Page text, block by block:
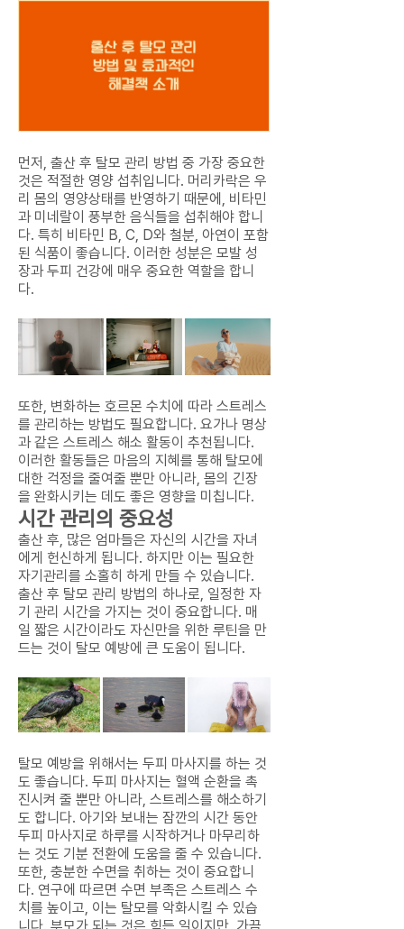
먼저, 출산 후 탈모 관리 방법 중 가장 중요한
것은 적절한 영양 섭취입니다. 머리카락은 우
리 몸의 영양상태를 반영하기 때문에, 비타민
과 미네랄이 풍부한 음식들을 섭취해야 합니
다. 특히 비타민 B, C, D와 철분, 아연이 포함
된 식품이 좋습니다. 이러한 성분은 모발 성
장과 두피 건강에 매우 중요한 역할을 합니
다.
또한, 변화하는 호르몬 수치에 따라 스트레스
를 관리하는 방법도 필요합니다. 요가나 명상
과 같은 스트레스 해소 활동이 추천됩니다.
이러한 활동들은 마음의 지혜를 통해 탈모에
대한 걱정을 줄여줄 뿐만 아니라, 몸의 긴장
을 완화시키는 데도 좋은 영향을 미칩니다.
시간 관리의 중요성
출산 후, 많은 엄마들은 자신의 시간을 자녀
에게 헌신하게 됩니다. 하지만 이는 필요한
자기관리를 소홀히 하게 만들 수 있습니다.
출산 후 탈모 관리 방법의 하나로, 일정한 자
기 관리 시간을 가지는 것이 중요합니다. 매
일 짧은 시간이라도 자신만을 위한 루틴을 만
드는 것이 탈모 예방에 큰 도움이 됩니다.
탈모 예방을 위해서는 두피 마사지를 하는 것
도 좋습니다. 두피 마사지는 혈액 순환을 촉
진시켜 줄 뿐만 아니라, 스트레스를 해소하기
도 합니다. 아기와 보내는 잠깐의 시간 동안
두피 마사지로 하루를 시작하거나 마무리하
는 것도 기분 전환에 도움을 줄 수 있습니다.
또한, 충분한 수면을 취하는 것이 중요합니
다. 연구에 따르면 수면 부족은 스트레스 수
치를 높이고, 이는 탈모를 악화시킬 수 있습